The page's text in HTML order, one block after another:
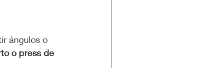
o press de